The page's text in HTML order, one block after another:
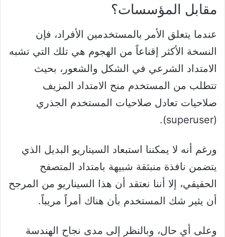
مقابل المؤسسات؟
عندما يتعلق الأمر بالمستخدمين الأفراد، فإن
النسخة الأكثر إقناعاً من الهجوم هي تلك التي تشبه
الامتداد الشرعي في الشكل والشعور، بحيث
تتطلب من المستخدم منح الامتداد المزيف
صلاحيات تعادل صلاحيات المستخدم الجذري
(superuser).
ورغم أنه لا يمكننا استبعاد السيناريو البديل الذي
يتضمن نافذة منبثقة شبيهة بامتداد المتصفح
الحقيقي، إلا أننا نعتقد أن هذا السيناريو من المرجح
أن يثير شك المستخدم بأن هناك أمراً مريباً.
وعلى أي حال، وبالنظر إلى مدى نجاح الهندسة